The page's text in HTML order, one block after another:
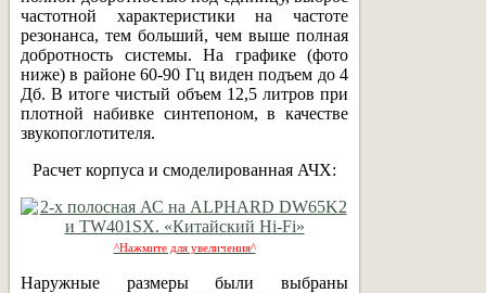
частотной характеристики на частоте
резонанса, тем больший, чем выше полная
добротность системы. На графике (фото
ниже) в районе 60-90 Гц виден подъем до 4
Дб. В итоге чистый объем 12,5 литров при
плотной набивке синтепоном, в качестве
звукопоглотителя.
Расчет корпуса и смоделированная АЧХ:
^Нажмите для увеличения^
Наружные размеры были выбраны